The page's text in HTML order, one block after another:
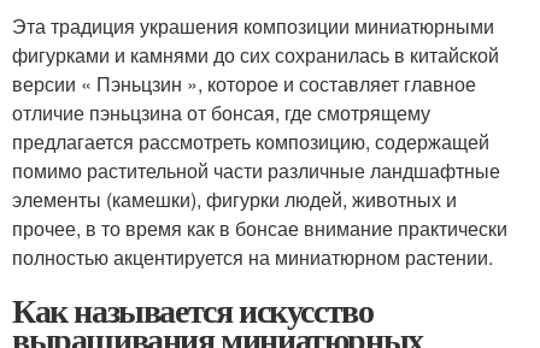
Эта традиция украшения композиции миниатюрными
фигурками и камнями до сих сохранилась в китайской
версии « Пэньцзин », которое и составляет главное
отличие пэньцзина от бонсая, где смотрящему
предлагается рассмотреть композицию, содержащей
помимо растительной части различные ландшафтные
элементы (камешки), фигурки людей, животных и
прочее, в то время как в бонсае внимание практически
полностью акцентируется на миниатюрном растении.
Как называется искусство